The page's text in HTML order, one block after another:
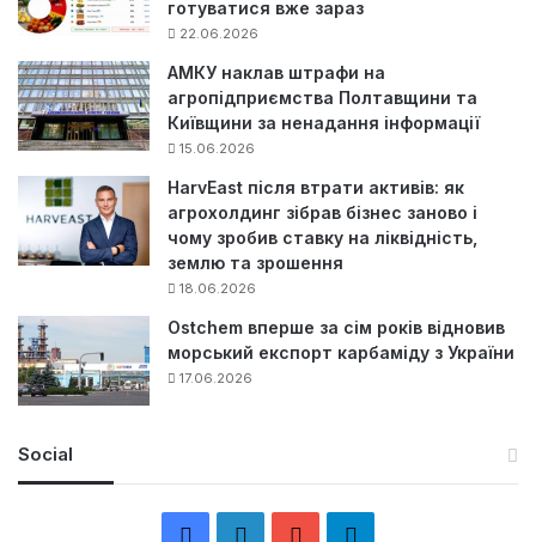
готуватися вже зараз
22.06.2026
АМКУ наклав штрафи на
агропідприємства Полтавщини та
Київщини за ненадання інформації
15.06.2026
HarvEast після втрати активів: як
агрохолдинг зібрав бізнес заново і
чому зробив ставку на ліквідність,
землю та зрошення
18.06.2026
Ostchem вперше за сім років відновив
морський експорт карбаміду з України
17.06.2026
Social